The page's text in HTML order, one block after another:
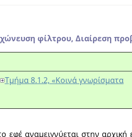
φίλτρου, Διαίρεση
Τμήμα 8.1.2, «Κοινά γνωρίσματα
εφέ αναμειγνύεται στην αρχική